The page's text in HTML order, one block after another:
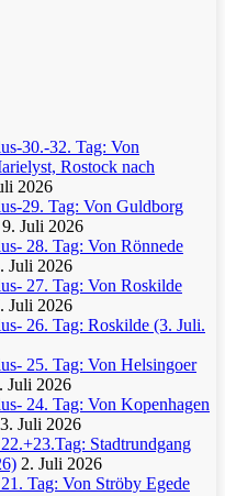
30.-32. Tag: Von
Rostock nach
2026
29. Tag: Von Guldborg
9. Juli 2026
28. Tag: Von Rönnede
Juli 2026
27. Tag: Von Roskilde
Juli 2026
26. Tag: Roskilde (3. Juli.
25. Tag: Von Helsingoer
Juli 2026
24. Tag: Von Kopenhagen
3. Juli 2026
Stadtrundgang
2. Juli 2026
Tag: Von Ströby Egede